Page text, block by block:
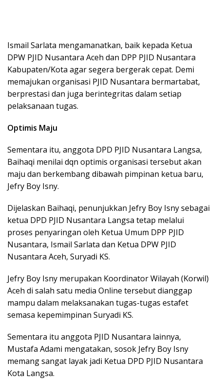
Ismail Sarlata mengamanatkan, baik kepada Ketua
DPW PJID Nusantara Aceh dan DPP PJID Nusantara
Kabupaten/Kota agar segera bergerak cepat. Demi
memajukan organisasi PJID Nusantara bermartabat,
berprestasi dan juga berintegritas dalam setiap
pelaksanaan tugas.
Optimis Maju
Sementara itu, anggota DPD PJID Nusantara Langsa,
Baihaqi menilai dqn optimis organisasi tersebut akan
maju dan berkembang dibawah pimpinan ketua baru,
Jefry Boy Isny.
Dijelaskan Baihaqi, penunjukkan Jefry Boy Isny sebagai
ketua DPD PJID Nusantara Langsa tetap melalui
proses penyaringan oleh Ketua Umum DPP PJID
Nusantara, Ismail Sarlata dan Ketua DPW PJID
Nusantara Aceh, Suryadi KS.
Jefry Boy Isny merupakan Koordinator Wilayah (Korwil)
Aceh di salah satu media Online tersebut dianggap
mampu dalam melaksanakan tugas-tugas estafet
semasa kepemimpinan Suryadi KS.
Sementara itu anggota PJID Nusantara lainnya,
Mustafa Adami mengatakan, sosok Jefry Boy Isny
memang sangat layak jadi Ketua DPD PJID Nusantara
Kota Langsa.